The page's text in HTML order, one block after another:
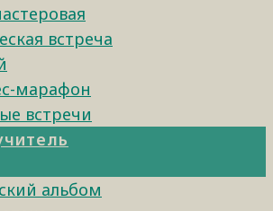
встреча
марафон
встречи
альбом